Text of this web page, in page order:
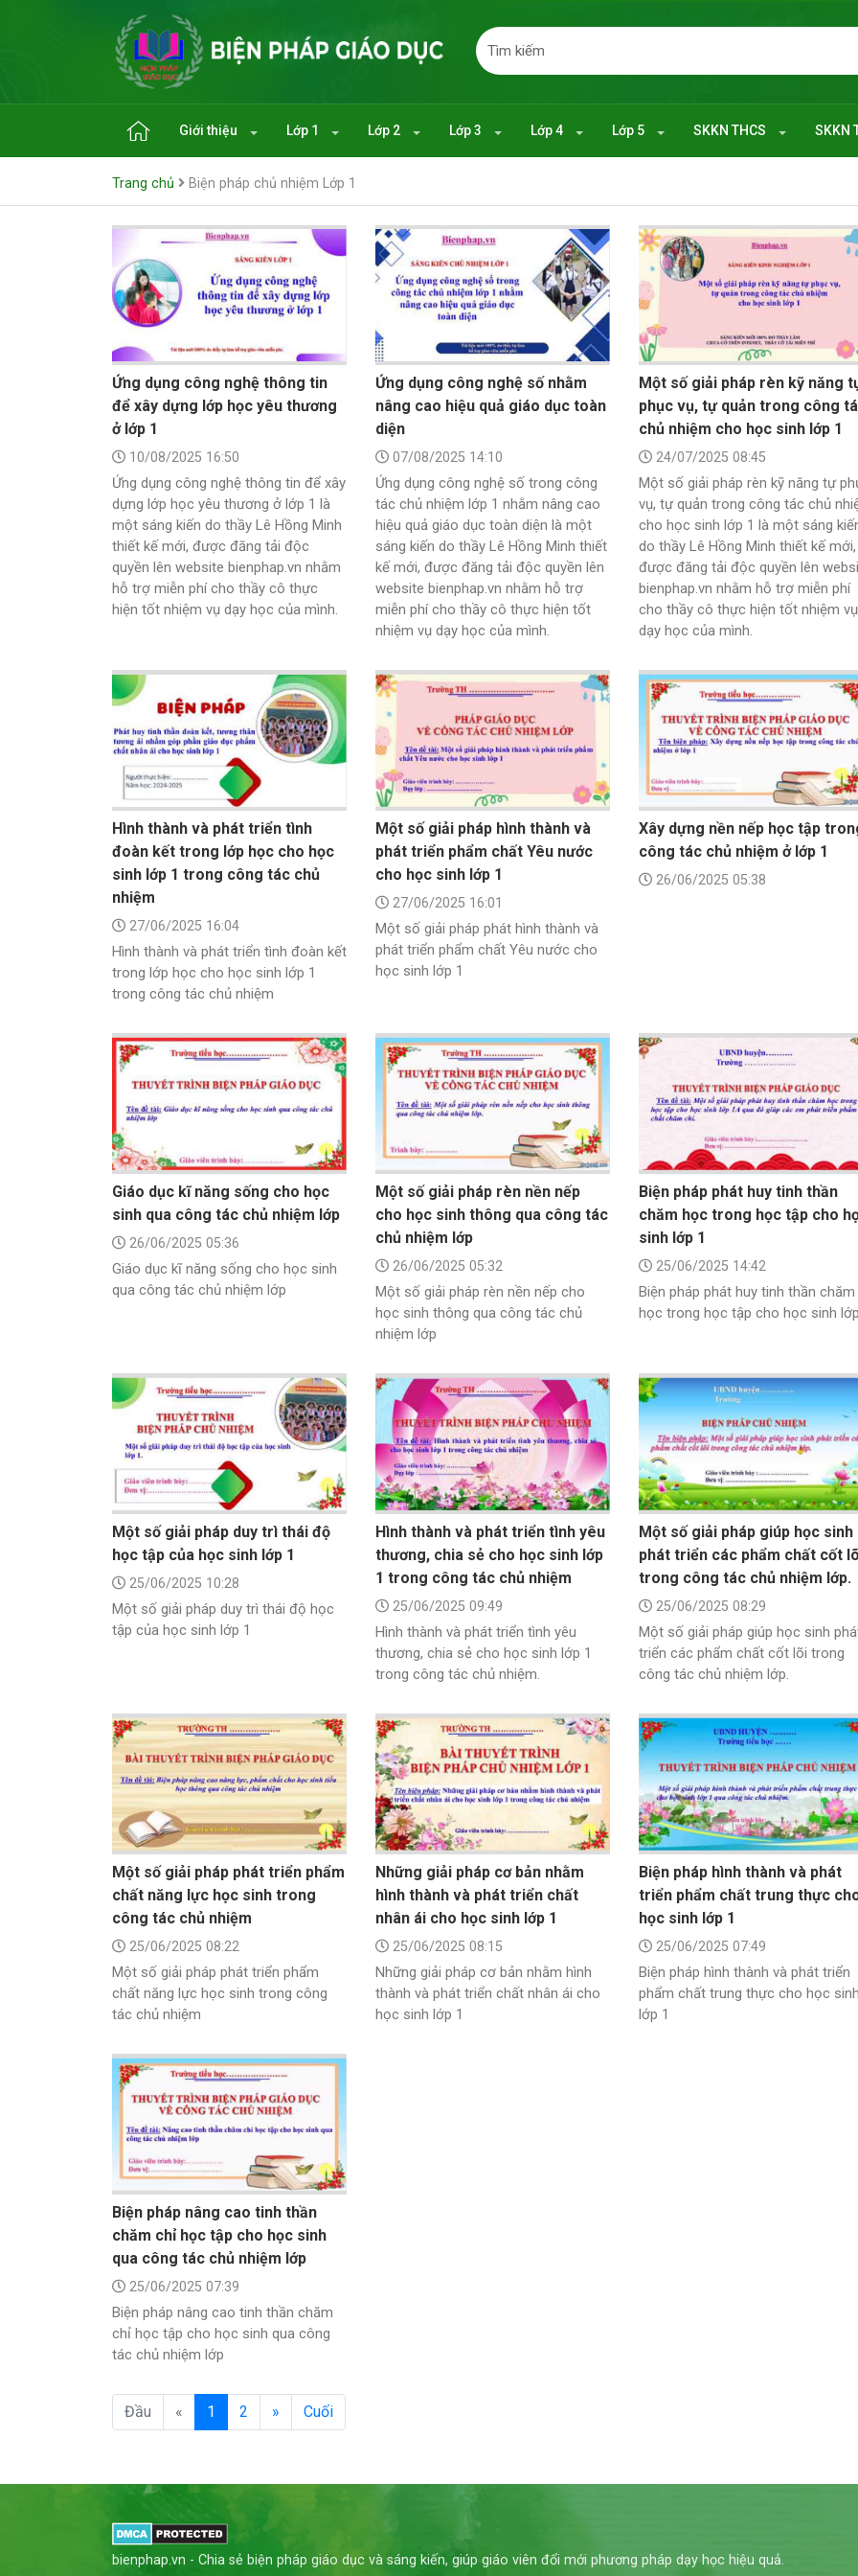
Giới thiệu Lớp 1 Lớp 2 Lớp 3 Lớp 4 Lớp 5 SKKN THCS SKKN
Trang chủ Biện pháp chủ nhiệm Lớp 1
Ứng dụng công nghệ thông tin
để xây dựng lớp học yêu thương
ở lớp 1
10/08/2025 16:50
Ứng dụng công nghệ thông tin để xây
dựng lớp học yêu thương ở lớp 1 là
một sáng kiến do thầy Lê Hồng Minh
thiết kế mới, được đăng tải độc
quyền lên website bienphap.vn nhằm
hỗ trợ miễn phí cho thầy cô thực
hiện tốt nhiệm vụ dạy học của mình.
Ứng dụng công nghệ số nhằm
nâng cao hiệu quả giáo dục toàn
diện
07/08/2025 14:10
Ứng dụng công nghệ số trong công
tác chủ nhiệm lớp 1 nhằm nâng cao
hiệu quả giáo dục toàn diện là một
sáng kiến do thầy Lê Hồng Minh thiết
kế mới, được đăng tải độc quyền lên
website bienphap.vn nhằm hỗ trợ
miễn phí cho thầy cô thực hiện tốt
nhiệm vụ dạy học của mình.
Một số giải pháp rèn kỹ năng
phục vụ, tự quản trong công
chủ nhiệm cho học sinh lớp 1
24/07/2025 08:45
Một số giải pháp rèn kỹ năng tự
vụ, tự quản trong công tác chủ
cho học sinh lớp 1 là một sáng
do thầy Lê Hồng Minh thiết kế mới,
được đăng tải độc quyền lên
bienphap.vn nhằm hỗ trợ miễn phí
cho thầy cô thực hiện tốt nhiệm vụ
dạy học của mình.
Hình thành và phát triển tình
đoàn kết trong lớp học cho học
sinh lớp 1 trong công tác chủ
nhiệm
27/06/2025 16:04
Hình thành và phát triển tình đoàn kết
trong lớp học cho học sinh lớp 1
trong công tác chủ nhiệm
Một số giải pháp hình thành và
phát triển phẩm chất Yêu nước
cho học sinh lớp 1
27/06/2025 16:01
Một số giải pháp phát hình thành và
phát triển phẩm chất Yêu nước cho
học sinh lớp 1
Xây dựng nền nếp học tập
công tác chủ nhiệm ở lớp 1
26/06/2025 05:38
Giáo dục kĩ năng sống cho học
sinh qua công tác chủ nhiệm lớp
26/06/2025 05:36
Giáo dục kĩ năng sống cho học sinh
qua công tác chủ nhiệm lớp
Một số giải pháp rèn nền nếp
cho học sinh thông qua công tác
chủ nhiệm lớp
26/06/2025 05:32
Một số giải pháp rèn nền nếp cho
học sinh thông qua công tác chủ
nhiệm lớp
Biện pháp phát huy tinh thần
chăm học trong học tập cho
sinh lớp 1
25/06/2025 14:42
Biện pháp phát huy tinh thần chăm
học trong học tập cho học sinh
Một số giải pháp duy trì thái độ
học tập của học sinh lớp 1
25/06/2025 10:28
Một số giải pháp duy trì thái độ học
tập của học sinh lớp 1
Hình thành và phát triển tình yêu
thương, chia sẻ cho học sinh lớp
1 trong công tác chủ nhiệm
25/06/2025 09:49
Hình thành và phát triển tình yêu
thương, chia sẻ cho học sinh lớp 1
trong công tác chủ nhiệm.
Một số giải pháp giúp học sinh
phát triển các phẩm chất cốt
trong công tác chủ nhiệm lớp.
25/06/2025 08:29
Một số giải pháp giúp học sinh
triển các phẩm chất cốt lõi trong
công tác chủ nhiệm lớp.
Một số giải pháp phát triển phẩm
chất năng lực học sinh trong
công tác chủ nhiệm
25/06/2025 08:22
Một số giải pháp phát triển phẩm
chất năng lực học sinh trong công
tác chủ nhiệm
Những giải pháp cơ bản nhằm
hình thành và phát triển chất
nhân ái cho học sinh lớp 1
25/06/2025 08:15
Những giải pháp cơ bản nhằm hình
thành và phát triển chất nhân ái cho
học sinh lớp 1
Biện pháp hình thành và phát
triển phẩm chất trung thực
học sinh lớp 1
25/06/2025 07:49
Biện pháp hình thành và phát triển
phẩm chất trung thực cho học
lớp 1
Biện pháp nâng cao tinh thần
chăm chỉ học tập cho học sinh
qua công tác chủ nhiệm lớp
25/06/2025 07:39
Biện pháp nâng cao tinh thần chăm
chỉ học tập cho học sinh qua công
tác chủ nhiệm lớp
Đầu « 1 (current)
2 » Cuối
bienphap.vn - Chia sẻ biện pháp giáo dục và sáng kiến, giúp giáo viên đổi mới phương pháp dạy học hiệu quả.